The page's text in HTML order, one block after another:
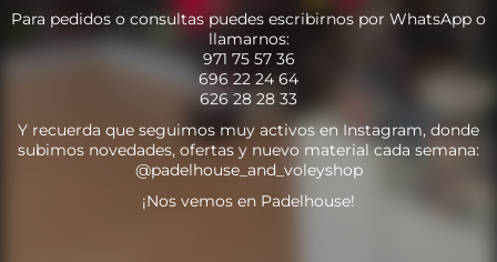
Para pedidos o consultas puedes escribirnos por WhatsApp o
llamarnos:
971 75 57 36
696 22 24 64
626 28 28 33
Y recuerda que seguimos muy activos en Instagram, donde
subimos novedades, ofertas y nuevo material cada semana:
@padelhouse_and_voleyshop
¡Nos vemos en Padelhouse!